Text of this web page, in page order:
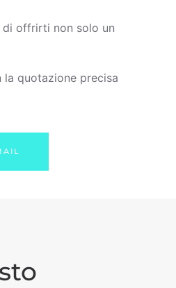
di offrirti non solo un
quotazione precisa